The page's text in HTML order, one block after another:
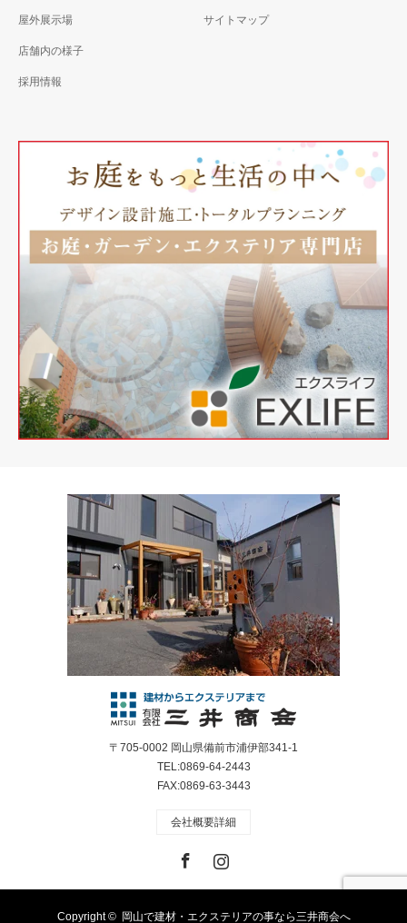
屋外展示場
店舗内の様子
採用情報
サイトマップ
〒705-0002 岡山県備前市浦伊部341-1
TEL:0869-64-2443
FAX:0869-63-3443
会社概要詳細
Copyright © 岡山で建材・エクステリアの事なら三井商会へ